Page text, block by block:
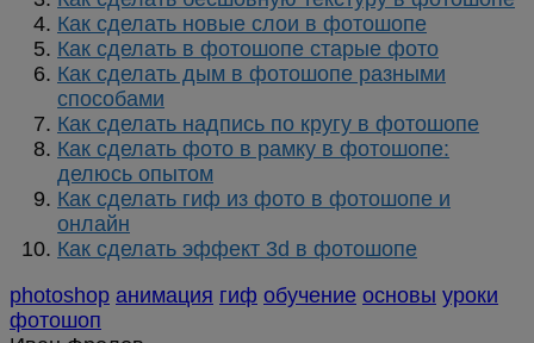
Как сделать новые слои в фотошопе
Как сделать в фотошопе старые фото
Как сделать дым в фотошопе разными
способами
Как сделать надпись по кругу в фотошопе
Как сделать фото в рамку в фотошопе:
делюсь опытом
Как сделать гиф из фото в фотошопе и
онлайн
Как сделать эффект 3d в фотошопе
photoshop анимация гиф обучение основы уроки
фотошоп